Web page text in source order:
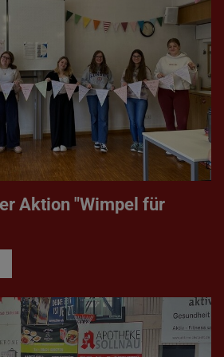
Aktion "Wimpel für